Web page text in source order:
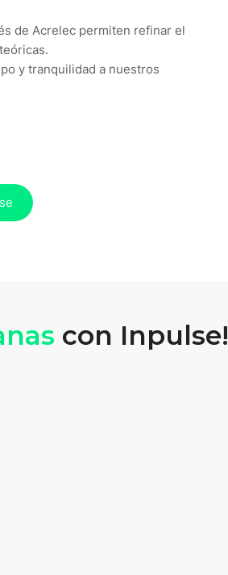
de Acrelec permiten refinar el
y tranquilidad a nuestros
con Inpulse!